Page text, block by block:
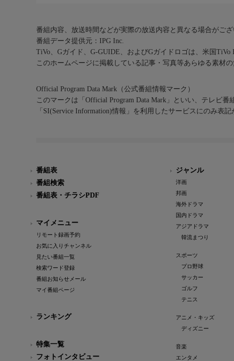
番組内容、放送時間などが実際の放送内容と異なる場合がござ
番組データ提供元：IPG Inc.
TiVo、Gガイド、G-GUIDE、およびGガイドロゴは、米国
このホームページに掲載している記事・写真等あらゆる素材
Official Program Data Mark（公式番組情報マーク）
このマークは「Official Program Data Mark」といい、テレビ番
「SI(Service Information)情報」を利用したサービスにのみ表
番組表
番組検索
番組表・チラシPDF
マイメニュー
リモート録画予約
お気に入りチャンネル
見たい番組一覧
検索ワード登録
番組お知らせメール
マイ番組ページ
ランキング
特集一覧
フォトインタビュー
ジャンル
洋画
邦画
海外ドラマ
国内ドラマ
アジアドラマ
韓流まつり
スポーツ
プロ野球
サッカー
ゴルフ
テニス
アニメ・キッズ
ディズニー
音楽
エンタメ